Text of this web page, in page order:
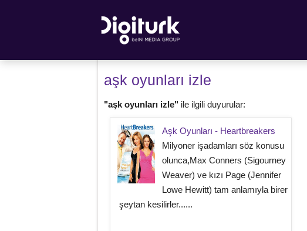
aşk oyunları izle
"aşk oyunları izle" ile ilgili duyurular:
Aşk Oyunları - Heartbreakers
Milyoner işadamları söz konusu
olunca,Max Conners (Sigourney
Weaver) ve kızı Page (Jennifer
Lowe Hewitt) tam anlamıyla birer
şeytan kesilirler......